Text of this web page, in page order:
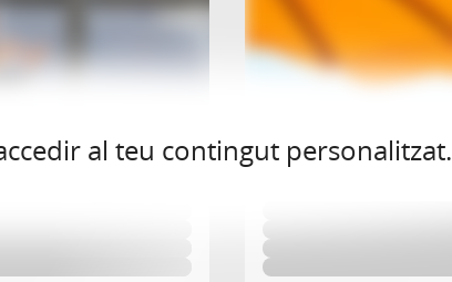
finestra nova)
al teu contingut personalitzat.